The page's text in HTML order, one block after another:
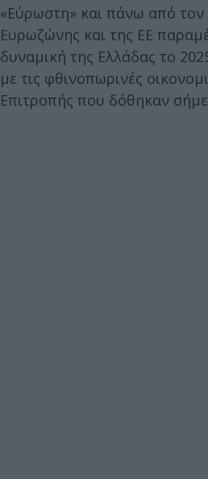
«Εύρωστη» και πάνω από
Eυρωζώνης και της ΕΕ
δυναμική της Ελλάδας το
με τις φθινοπωρινές
Επιτροπής που δόθηκαν